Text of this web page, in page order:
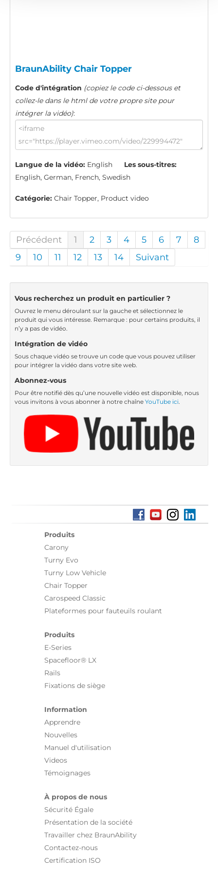
BraunAbility Chair Topper
Code d'intégration (copiez le code ci-dessous et
collez-le dans le html de votre propre site pour
intégrer la vidéo):
Langue de la vidéo: English
Les sous-titres:
English, German, French, Swedish
Catégorie: Chair Topper, Product video
Précédent 1 2 3 4 5 6 7
8
9
10 11 12 13 14 Suivant
Vous recherchez un produit en particulier ?
Ouvrez le menu déroulant sur la gauche et sélectionnez le
produit qui vous intéresse. Remarque : pour certains produits, il
n’y a pas de vidéo.
Intégration de vidéo
Sous chaque vidéo se trouve un code que vous pouvez utiliser
pour intégrer la vidéo dans votre site web.
Abonnez-vous
Pour être notifié dès qu’une nouvelle vidéo est disponible, nous
vous invitons à vous abonner à notre chaîne YouTube ici.
Produits
Carony
Turny Evo
Turny Low Vehicle
Chair Topper
Carospeed Classic
Plateformes pour fauteuils roulant
Produits
E-Series
Spacefloor® LX
Rails
Fixations de siège
Information
Apprendre
Nouvelles
Manuel d'utilisation
Videos
Témoignages
À propos de nous
Sécurité Égale
Présentation de la société
Travailler chez BraunAbility
Contactez-nous
Certification ISO